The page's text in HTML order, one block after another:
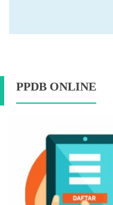
PPDB ONLINE